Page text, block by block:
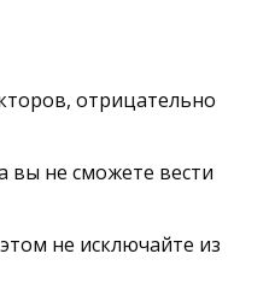
отрицательно
вы не сможете вести
не исключайте из